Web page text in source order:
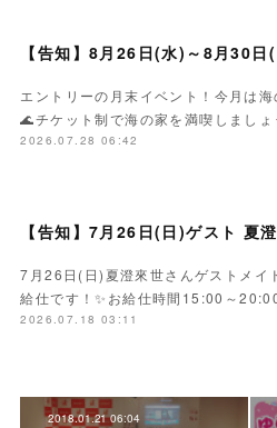
エントリーの月末イベント！今月は海
🌊チケット制で海の家を満喫しまし
2026.07.28 06:42
7月26日(日)夏澄來世さんゲストメイ
給仕です！✨お給仕時間15:00～
2026.07.18 03:11
2018.01.21 06:04